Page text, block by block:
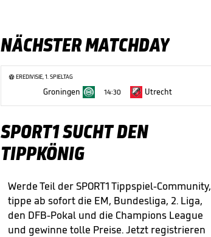
NÄCHSTER MATCHDAY
EREDIVISIE, 1. SPIELTAG
Groningen 14:30 Utrecht
SPORT1 SUCHT DEN
TIPPKÖNIG
Werde Teil der SPORT1 Tippspiel-Community,
tippe ab sofort die EM, Bundesliga, 2. Liga,
den DFB-Pokal und die Champions League
und gewinne tolle Preise. Jetzt registrieren